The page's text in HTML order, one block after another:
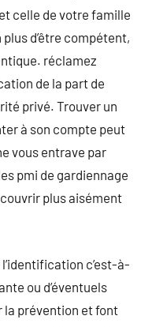
celle de votre famille
d’être compétent,
réclamez
de la part de
privé. Trouver un
à son compte peut
vous entrave par
pmi de gardiennage
plus aisément
c’est-à-
ou d’éventuels
la prévention et font